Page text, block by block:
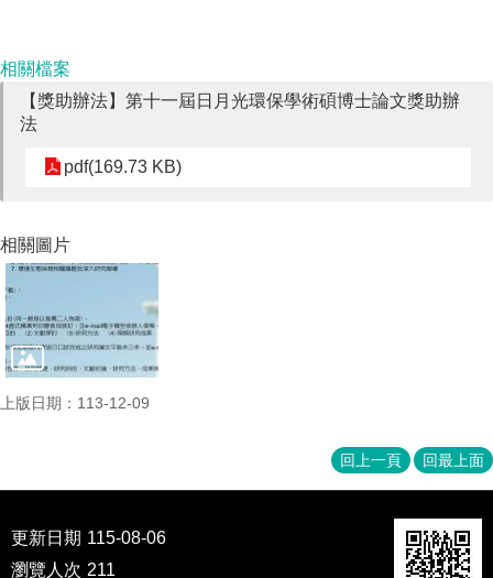
士
班
職
專
學
術
究
研
究
相關檔案
【獎助辦法】第十一屆日月光環保學術碩博士論文獎助辦
法
pdf(169.73 KB)
相關圖片
上版日期：113-12-09
回上一頁 回最上面
更新日期 115-08-06
瀏覽人次 211